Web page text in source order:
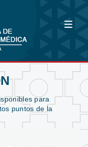
para
puntos de la